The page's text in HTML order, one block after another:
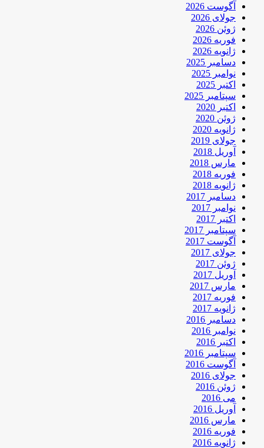
آگوست 2026
جولای 2026
ژوئن 2026
فوریه 2026
ژانویه 2026
دسامبر 2025
نوامبر 2025
اکتبر 2025
سپتامبر 2025
اکتبر 2020
ژوئن 2020
ژانویه 2020
جولای 2019
آوریل 2018
مارس 2018
فوریه 2018
ژانویه 2018
دسامبر 2017
نوامبر 2017
اکتبر 2017
سپتامبر 2017
آگوست 2017
جولای 2017
ژوئن 2017
آوریل 2017
مارس 2017
فوریه 2017
ژانویه 2017
دسامبر 2016
نوامبر 2016
اکتبر 2016
سپتامبر 2016
آگوست 2016
جولای 2016
ژوئن 2016
می 2016
آوریل 2016
مارس 2016
فوریه 2016
ژانویه 2016